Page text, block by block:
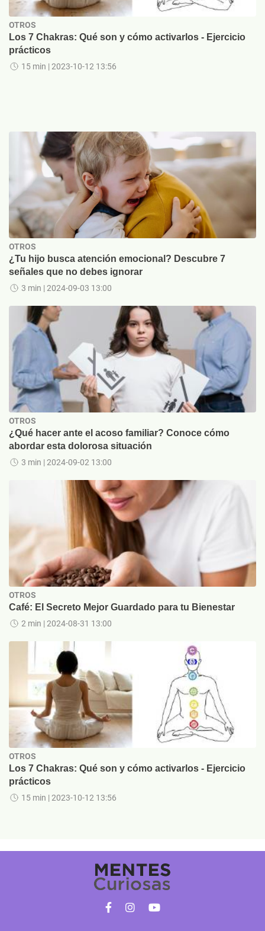
OTROS
Los 7 Chakras: Qué son y cómo activarlos - Ejercicio
prácticos
15 min | 2023-10-12 13:56
OTROS
¿Tu hijo busca atención emocional? Descubre 7
señales que no debes ignorar
3 min | 2024-09-03 13:00
OTROS
¿Qué hacer ante el acoso familiar? Conoce cómo
abordar esta dolorosa situación
3 min | 2024-09-02 13:00
OTROS
Café: El Secreto Mejor Guardado para tu Bienestar
2 min | 2024-08-31 13:00
OTROS
Los 7 Chakras: Qué son y cómo activarlos - Ejercicio
prácticos
15 min | 2023-10-12 13:56